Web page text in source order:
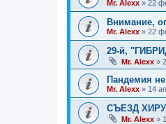
Mr. Alexx » 22
Внимание,
Mr. Alexx » 22
29-й,
Mr. Alexx »
Пандемия
Mr. Alexx » 14
СЪЕЗД
Mr. Alexx »